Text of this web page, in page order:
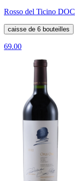
Rosso del Ticino DOC
caisse de 6 bouteilles
69.00